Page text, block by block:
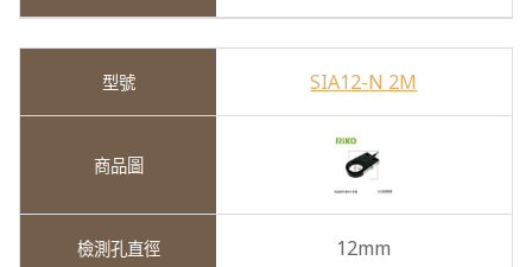
SIA12-N 2M
12mm